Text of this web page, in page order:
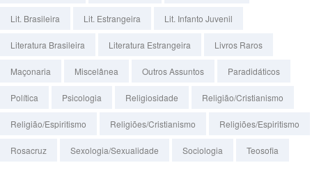
Lit. Brasileira Lit. Estrangeira Lit. Infanto Juvenil
Literatura Brasileira Literatura Estrangeira Livros Raros
Maçonaria Miscelânea Outros Assuntos Paradidáticos
Política Psicologia Religiosidade Religião/Cristianismo
Religião/Espiritismo Religiões/Cristianismo Religiões/Espiritismo
Rosacruz Sexologia/Sexualidade Sociologia Teosofia